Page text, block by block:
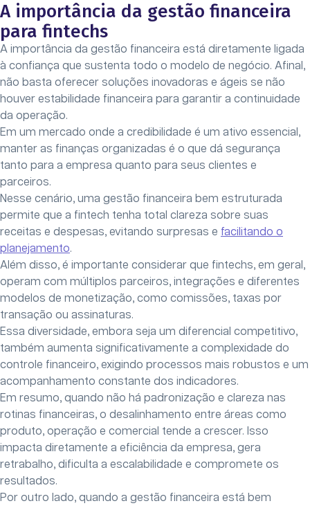
A importância da gestão financeira
para fintechs
A importância da gestão financeira está diretamente ligada
à confiança que sustenta todo o modelo de negócio. Afinal,
não basta oferecer soluções inovadoras e ágeis se não
houver estabilidade financeira para garantir a continuidade
da operação.
Em um mercado onde a credibilidade é um ativo essencial,
manter as finanças organizadas é o que dá segurança
tanto para a empresa quanto para seus clientes e
parceiros.
Nesse cenário, uma gestão financeira bem estruturada
permite que a fintech tenha total clareza sobre suas
receitas e despesas, evitando surpresas e facilitando o
planejamento.
Além disso, é importante considerar que fintechs, em geral,
operam com múltiplos parceiros, integrações e diferentes
modelos de monetização, como comissões, taxas por
transação ou assinaturas.
Essa diversidade, embora seja um diferencial competitivo,
também aumenta significativamente a complexidade do
controle financeiro, exigindo processos mais robustos e um
acompanhamento constante dos indicadores.
Em resumo, quando não há padronização e clareza nas
rotinas financeiras, o desalinhamento entre áreas como
produto, operação e comercial tende a crescer. Isso
impacta diretamente a eficiência da empresa, gera
retrabalho, dificulta a escalabilidade e compromete os
resultados.
Por outro lado, quando a gestão financeira está bem